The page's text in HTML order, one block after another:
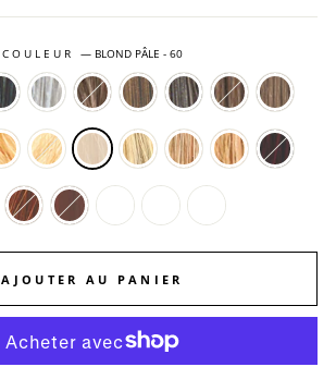
COULEUR— BLOND PÂLE - 60
AJOUTER AU PANIER